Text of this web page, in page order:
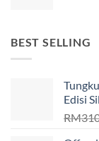
BEST SELLING
Edisi
RM